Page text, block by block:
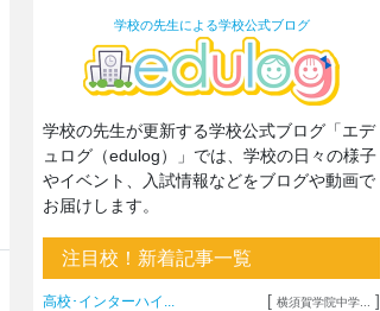
学校の先生による学校公式ブログ
学校の先生が更新する学校公式ブログ「エデ
ュログ（edulog）」では、学校の日々の様子
やイベント、入試情報などをブログや動画で
お届けします。
注目校！新着記事一覧
高校･インターハイ... [ 横須賀学院中学... ]